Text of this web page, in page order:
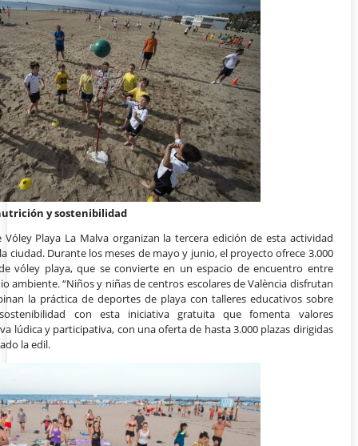
y sostenibilidad
Playa La Malva organizan la tercera edición de esta actividad
ciudad. Durante los meses de mayo y junio, el proyecto ofrece 3.000
vóley playa, que se convierte en un espacio de encuentro entre
ambiente. “Niños y niñas de centros escolares de València disfrutan
la práctica de deportes de playa con talleres educativos sobre
con esta iniciativa gratuita que fomenta valores
lúdica y participativa, con una oferta de hasta 3.000 plazas dirigidas
la edil.